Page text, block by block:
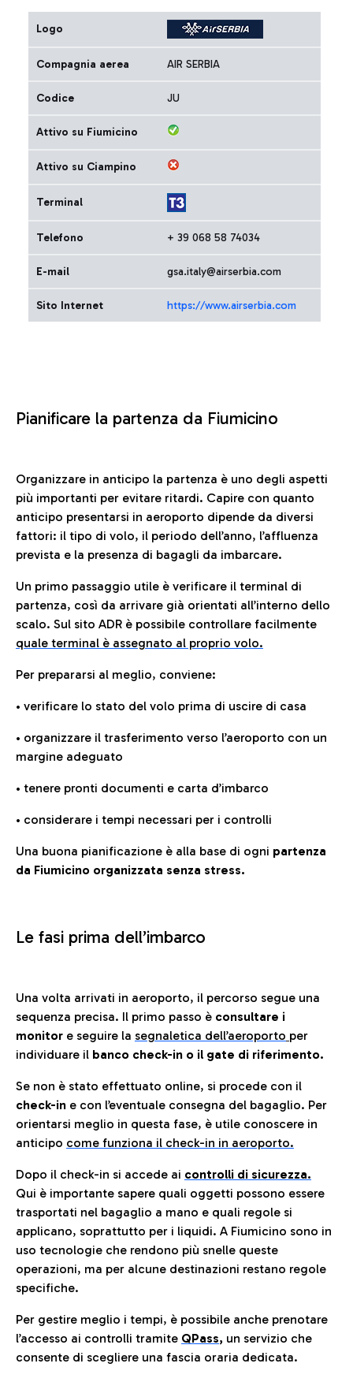
Logo
Compagnia aerea AIR SERBIA
Codice JU
Attivo su Fiumicino
Attivo su Ciampino
Terminal
Telefono + 39 068 58 74034
E-mail gsa.italy@airserbia.com
Sito Internet https://www.airserbia.com
Pianificare la partenza da Fiumicino
Organizzare in anticipo la partenza è uno degli aspetti
più importanti per evitare ritardi. Capire con quanto
anticipo presentarsi in aeroporto dipende da diversi
fattori: il tipo di volo, il periodo dell’anno, l’affluenza
prevista e la presenza di bagagli da imbarcare.
Un primo passaggio utile è verificare il terminal di
partenza, così da arrivare già orientati all’interno dello
scalo. Sul sito ADR è possibile controllare facilmente
quale terminal è assegnato al proprio volo.
Per prepararsi al meglio, conviene:
• verificare lo stato del volo prima di uscire di casa
• organizzare il trasferimento verso l’aeroporto con un
margine adeguato
• tenere pronti documenti e carta d’imbarco
• considerare i tempi necessari per i controlli
Una buona pianificazione è alla base di ogni partenza
da Fiumicino organizzata senza stress.
Le fasi prima dell’imbarco
Una volta arrivati in aeroporto, il percorso segue una
sequenza precisa. Il primo passo è consultare i
monitor e seguire la segnaletica dell’aeroporto per
individuare il banco check-in o il gate di riferimento.
Se non è stato effettuato online, si procede con il
check-in e con l’eventuale consegna del bagaglio. Per
orientarsi meglio in questa fase, è utile conoscere in
anticipo come funziona il check-in in aeroporto.
Dopo il check-in si accede ai controlli di sicurezza.
Qui è importante sapere quali oggetti possono essere
trasportati nel bagaglio a mano e quali regole si
applicano, soprattutto per i liquidi. A Fiumicino sono in
uso tecnologie che rendono più snelle queste
operazioni, ma per alcune destinazioni restano regole
specifiche.
Per gestire meglio i tempi, è possibile anche prenotare
l’accesso ai controlli tramite QPass, un servizio che
consente di scegliere una fascia oraria dedicata.